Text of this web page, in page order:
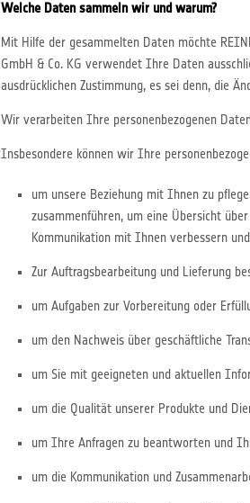
Welche Daten sammeln wir und warum?
Mit Hilfe der gesammelten Daten möchte
GmbH & Co. KG verwendet Ihre Daten
ausdrücklichen Zustimmung, es sei denn, die
Wir verarbeiten Ihre personenbezogenen
Insbesondere können wir Ihre
um unsere Beziehung mit Ihnen zu
zusammenführen, um eine Übersicht
Kommunikation mit Ihnen verbessern
Zur Auftragsbearbeitung und Lieferung
um Aufgaben zur Vorbereitung oder
um den Nachweis über geschäftliche
um Sie mit geeigneten und aktuellen
um die Qualität unserer Produkte und
um Ihre Anfragen zu beantworten und
um die Kommunikation und